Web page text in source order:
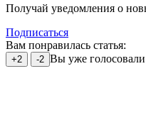
Получай уведомления о
Подписаться
Вам понравилась статья:
+2 -2 Вы уже голосовали